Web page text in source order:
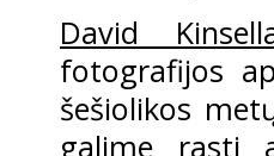
David
fotografijos
šešiolikos
galime rasti